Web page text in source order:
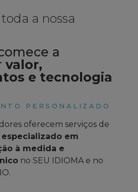
a nossa
a
valor,
e tecnologia
PERSONALIZADO
oferecem serviços de
em
à medida e
no SEU IDIOMA e no